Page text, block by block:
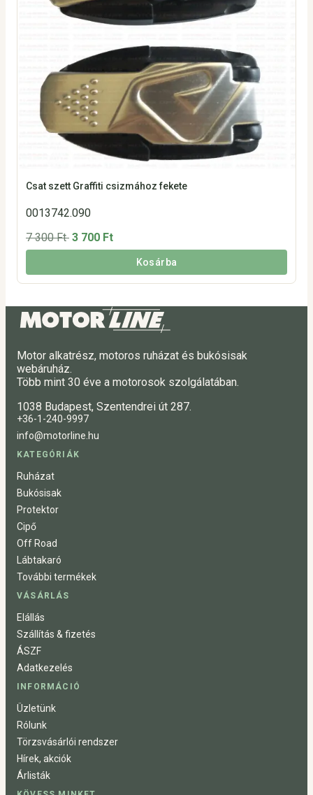
Csat szett Graffiti csizmához fekete
0013742.090
7 300 Ft 3 700 Ft
Kosárba
Motor alkatrész, motoros ruházat és bukósisak
webáruház.
Több mint 30 éve a motorosok szolgálatában.
1038 Budapest, Szentendrei út 287.
+36-1-240-9997
info@motorline.hu
KATEGÓRIÁK
Ruházat
Bukósisak
Protektor
Cipő
Off Road
Lábtakaró
További termékek
VÁSÁRLÁS
Elállás
Szállítás & fizetés
ÁSZF
Adatkezelés
INFORMÁCIÓ
Üzletünk
Rólunk
Törzsvásárlói rendszer
Hírek, akciók
Árlisták